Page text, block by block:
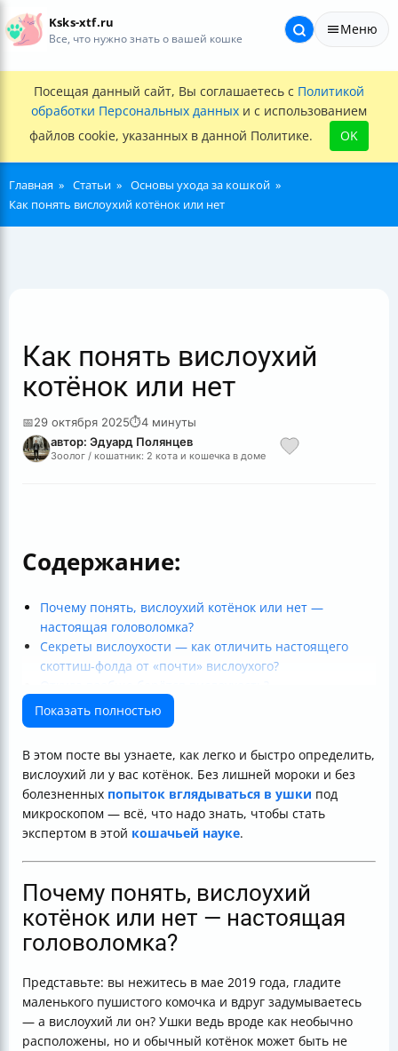
Ksks-xtf.ru
Все, что нужно знать о вашей кошке
Меню
Посещая данный сайт, Вы соглашаетесь с Политикой
обработки Персональных данных и с использованием
файлов cookie, указанных в данной Политике.
OK
Главная Статьи
Основы ухода за кошкой
Как понять вислоухий котёнок или нет
Как понять вислоухий
котёнок или нет
📅29 октября 2025⏱4 минуты
автор: Эдуард Полянцев
Зоолог / кошатник: 2 кота и кошечка в доме
Содержание:
Почему понять, вислоухий котёнок или нет —
настоящая головоломка?
Секреты вислоухости — как отличить настоящего
скоттиш-фолда от «почти» вислоухого?
Как не перепутать пол котёнка с определением
вислоухости
Итоги
Показать полностью
В этом посте вы узнаете, как легко и быстро определить,
вислоухий ли у вас котёнок. Без лишней мороки и без
болезненных попыток вглядываться в ушки под
микроскопом — всё, что надо знать, чтобы стать
экспертом в этой кошачьей науке.
Почему понять, вислоухий
котёнок или нет — настоящая
головоломка?
Представьте: вы нежитесь в мае 2019 года, гладите
маленького пушистого комочка и вдруг задумываетесь
— а вислоухий ли он? Ушки ведь вроде как необычно
расположены, но и обычный котёнок может быть не